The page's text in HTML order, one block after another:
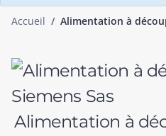
Accueil Alimentation à
Alimentation à